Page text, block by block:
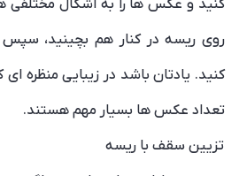
کنید و عکس ها را به اشکال مختلفی
روی ریسه در کنار هم بچینید، سپس
کنید. یادتان باشد در زیبایی منظره ای
تعداد عکس ها بسیار مهم هستند.
تزیین سقف با ریسه